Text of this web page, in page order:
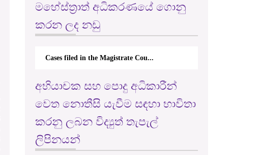
මහේස්ත්‍රාත් අධිකරණයේ ගොනු
කරන ලද නඩු
Cases filed in the Magistrate Cou...
අභියාචක සහ පොදු අධිකාරීන්
වෙත නොතීසි යැවීම සඳහා භාවිතා
කරනු ලබන විද්‍යුත් තැපැල්
ලිපිනයන්